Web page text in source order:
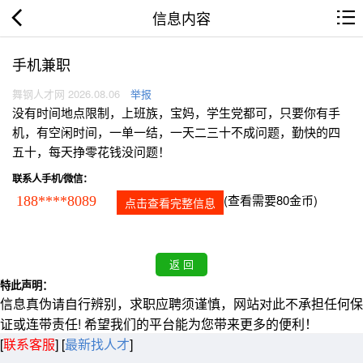
信息内容
手机兼职
舞钢人才网 2026.08.06 举报
没有时间地点限制，上班族，宝妈，学生党都可，只要你有手
机，有空闲时间，一单一结，一天二三十不成问题，勤快的四
五十，每天挣零花钱没问题！
联系人手机/微信：
188****8089 点击查看完整信息 (查看需要80金币)
特此声明：
信息真伪请自行辨别，求职应聘须谨慎，网站对此不承担任何保
证或连带责任! 希望我们的平台能为您带来更多的便利！
[联系客服] [最新找人才]